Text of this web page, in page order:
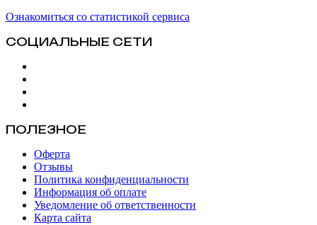
Ознакомиться со статистикой сервиса
СОЦИАЛЬНЫЕ СЕТИ
ПОЛЕЗНОЕ
Оферта
Отзывы
Политика конфиденциальности
Информация об оплате
Уведомление об ответственности
Карта сайта